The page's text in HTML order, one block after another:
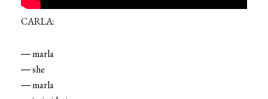
CARLA:
― marla
― she
― marla